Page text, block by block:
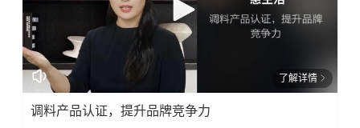
了解详情
调料产品认证，提升品牌竞争力